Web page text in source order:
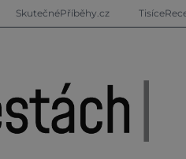
SkutečnéPříběhy.cz